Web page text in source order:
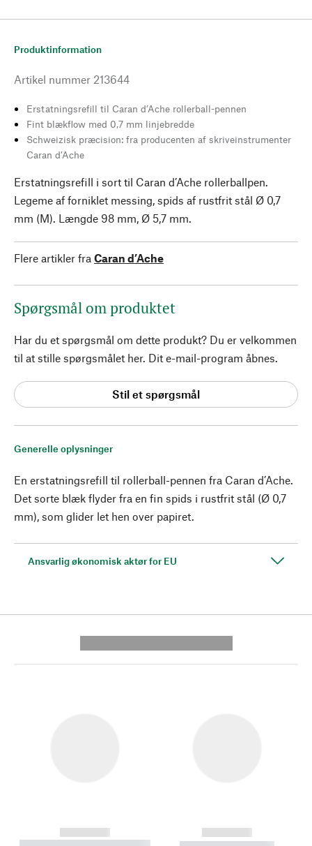
Generelle oplysninger
En erstatningsrefill til rollerball-pennen fra Caran d’Ache.
Det sorte blæk flyder fra en fin spids i rustfrit stål (Ø 0,7
mm), som glider let hen over papiret.
Ansvarlig økonomisk aktør for EU
Produktinformation
Artikel nummer 213644
Erstatningsrefill til Caran d’Ache rollerball-pennen
Fint blækflow med 0,7 mm linjebredde
Schweizisk præcision: fra producenten af skriveinstrumenter
Caran d’Ache
Erstatningsrefill i sort til Caran d’Ache rollerballpen.
Legeme af forniklet messing, spids af rustfrit stål Ø 0,7
mm (M). Længde 98 mm, Ø 5,7 mm.
Flere artikler fra Caran d’Ache
Spørgsmål om produktet
Har du et spørgsmål om dette produkt? Du er velkommen
til at stille spørgsmålet her. Dit e-mail-program åbnes.
Stil et spørgsmål
------------
----------- ----------- --------
------------